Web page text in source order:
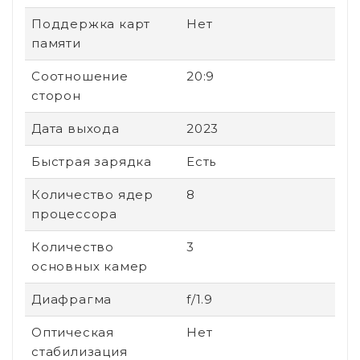
Поддержка карт
памяти
Нет
Соотношение
сторон
20:9
Дата выхода 2023
Быстрая зарядка Есть
Количество ядер
процессора
8
Количество
основных камер
3
Диафрагма f/1.9
Оптическая
стабилизация
Нет